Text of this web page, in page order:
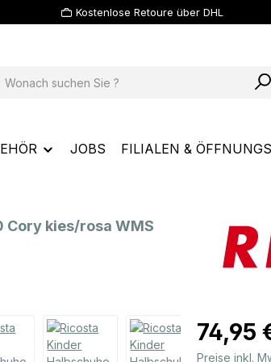
Kostenlose Retoure über DHL
JOBS FILIALEN &
Cory kies/rosa WMS
Regulärer
74,95
Preise inkl.